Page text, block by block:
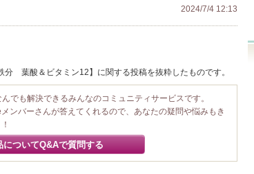
2024/7/4 12:13
分 葉酸＆ビタミン12】に関する投稿を抜粋したものです。
でも解決できるみんなのコミュニティサービスです。
ンバーさんが答えてくれるので、あなたの疑問や悩みもき
についてQ&Aで質問する